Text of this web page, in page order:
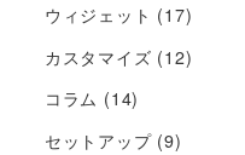
ウィジェット (17)
カスタマイズ (12)
コラム (14)
セットアップ(9)